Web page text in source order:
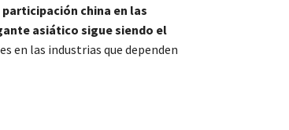
china en las
asiático sigue siendo el
en las industrias que dependen